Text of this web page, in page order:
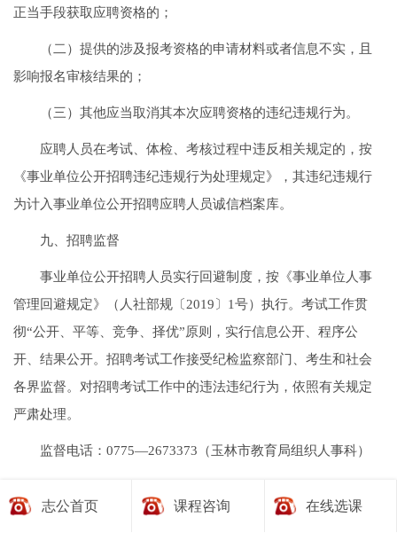
正当手段获取应聘资格的；
（二）提供的涉及报考资格的申请材料或者信息不实，且
影响报名审核结果的；
（三）其他应当取消其本次应聘资格的违纪违规行为。
应聘人员在考试、体检、考核过程中违反相关规定的，按
《事业单位公开招聘违纪违规行为处理规定》，其违纪违规行
为计入事业单位公开招聘应聘人员诚信档案库。
九、招聘监督
事业单位公开招聘人员实行回避制度，按《事业单位人事
管理回避规定》（人社部规〔2019〕1号）执行。考试工作贯
彻“公开、平等、竞争、择优”原则，实行信息公开、程序公
开、结果公开。招聘考试工作接受纪检监察部门、考生和社会
各界监督。对招聘考试工作中的违法违纪行为，依照有关规定
严肃处理。
监督电话：0775—2673373（玉林市教育局组织人事科）
志公首页 课程咨询 在线选课